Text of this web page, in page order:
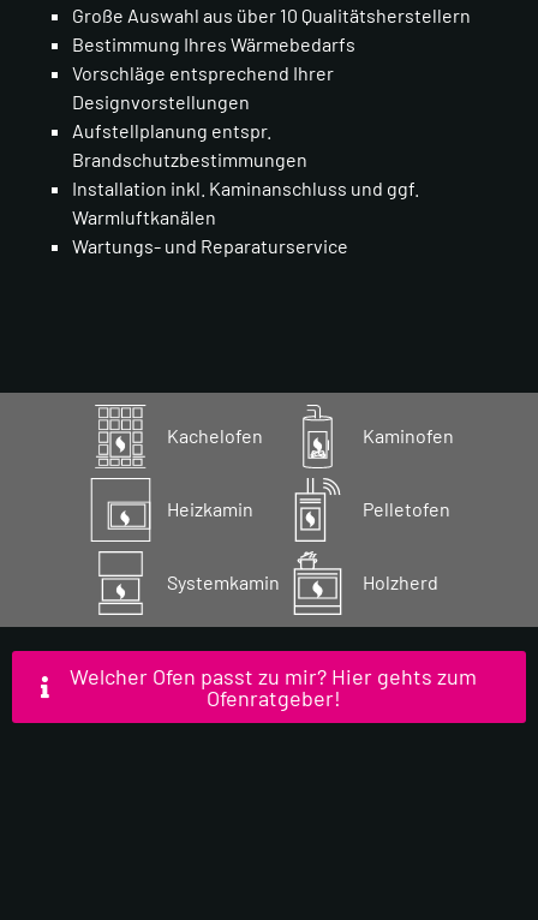
Große Auswahl aus über 10 Qualitätsherstellern
Bestimmung Ihres Wärmebedarfs
Vorschläge entsprechend Ihrer
Designvorstellungen
Aufstellplanung entspr.
Brandschutzbestimmungen
Installation inkl. Kaminanschluss und ggf.
Warmluftkanälen
Wartungs- und Reparaturservice
Kachelofen
Heizkamin
Systemkamin
Kaminofen
Pelletofen
Holzherd
Welcher Ofen passt zu mir? Hier gehts zum
Ofenratgeber!